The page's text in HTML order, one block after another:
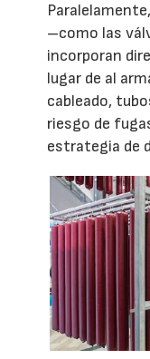
–como las
incorporan
lugar de al
cableado,
riesgo de
estrategia de